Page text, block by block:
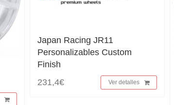
Japan Racing JR11
Personalizables Custom
Finish
231,4€
Ver detalles